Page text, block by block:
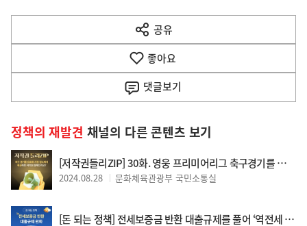
공유
열
기
좋아요
댓글보기
정책의 재발견 채널의 다른 콘텐츠 보기
[저작권들리ZIP] 30화. 영웅 프리미어리그 축구경기를 볼 수 있는 장소를 제공해도 되나요?
2024.08.28 문화체육관광부 국민소통실
[돈 되는 정책] 전세보증금 반환 대출규제를 풀어 ‘역전세 피해’ 막아요